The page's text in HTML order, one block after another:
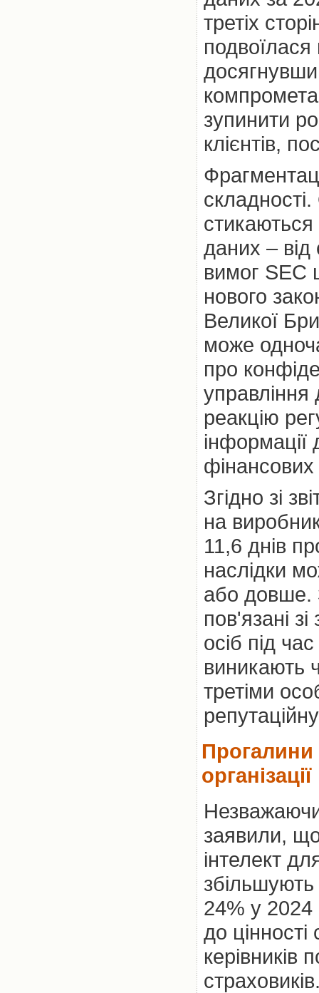
третіх
досягнувши
зупинити
клієнтів,
даних –
вимог SEC
нового
Великої
може
про
реакцію
Згідно зі
на
11,6 днів
наслідки
або довше.
пов'язані
осіб під
виникають
третіми
Прогалини
організації
заявили,
інтелект
збільшують
24% у 2024
до
керівників